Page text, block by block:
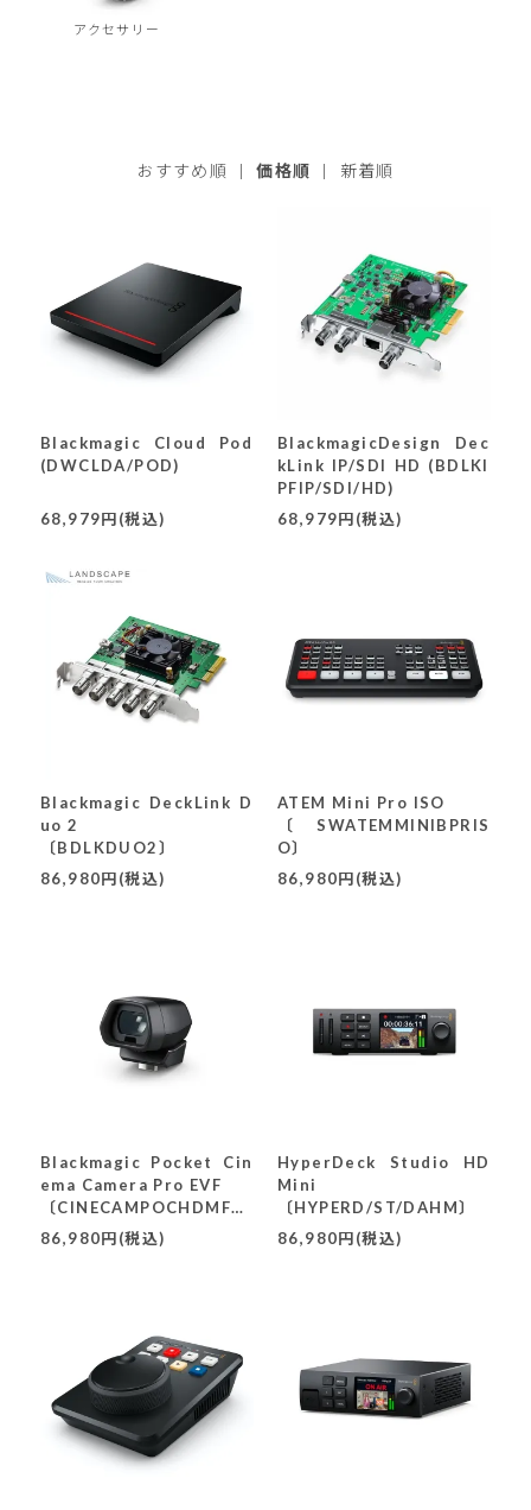
アクセサリー
おすすめ順 |価格順 | 新着順
Blackmagic Cloud Pod
(DWCLDA/POD)
68,979円(税込)
BlackmagicDesign Dec
kLink IP/SDI HD (BDLKI
PFIP/SDI/HD)
68,979円(税込)
Blackmagic DeckLink D
uo 2
〔BDLKDUO2〕
86,980円(税込)
ATEM Mini Pro ISO
〔SWATEMMINIBPRIS
O〕
86,980円(税込)
Blackmagic Pocket Cin
ema Camera Pro EVF
〔CINECAMPOCHDMFTE
VF〕
86,980円(税込)
HyperDeck Studio HD
Mini
〔HYPERD/ST/DAHM〕
86,980円(税込)